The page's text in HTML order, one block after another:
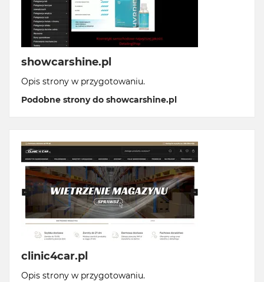
showcarshine.pl
Opis strony w przygotowaniu.
Podobne strony do showcarshine.pl
clinic4car.pl
Opis strony w przygotowaniu.